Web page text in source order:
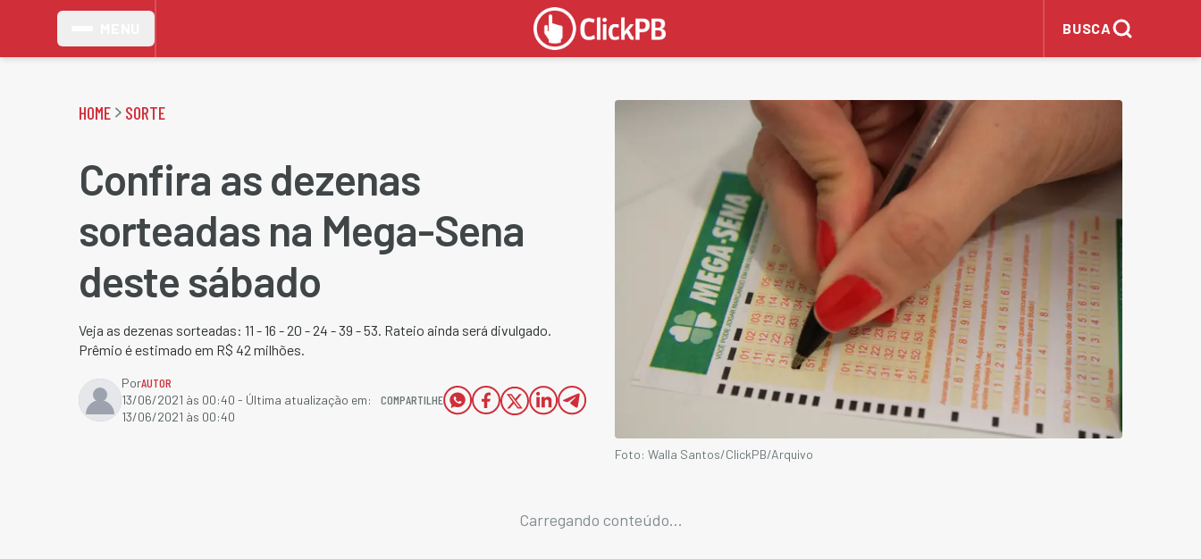
BUSCA
HOME SORTE
Confira as dezenas
sorteadas na Mega-Sena
deste sábado
Veja as dezenas sorteadas: 11 - 16 - 20 - 24 - 39 - 53. Rateio ainda será divulgado.
Prêmio é estimado em R$ 42 milhões.
PorAUTOR
13/06/2021 às 00:40 - Última atualização em:
13/06/2021 às 00:40
COMPARTILHE
Foto: Walla Santos/ClickPB/Arquivo
Carregando conteúdo...